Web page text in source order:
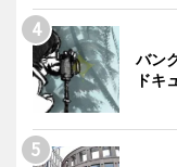
バン
ドキ